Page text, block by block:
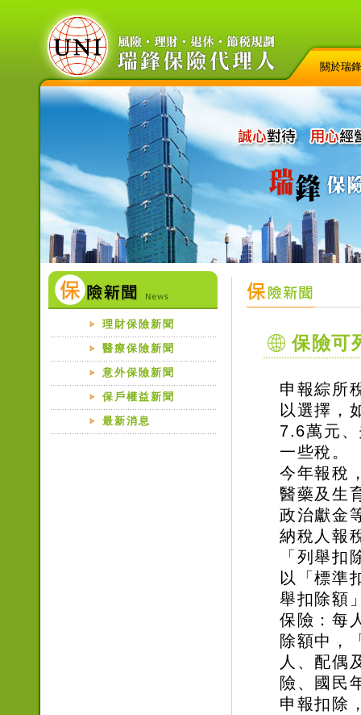
關於瑞鋒
理財保險新聞
醫療保險新聞
意外保險新聞
保戶權益新聞
最新消息
保險可
申報綜所
以選擇，
7.6萬元
一些稅。
今年報稅
醫藥及生
政治獻金
納稅人報
「列舉
以「標準
舉扣除額
保險：每
除額中，
人、配偶
險、國民
申報扣除